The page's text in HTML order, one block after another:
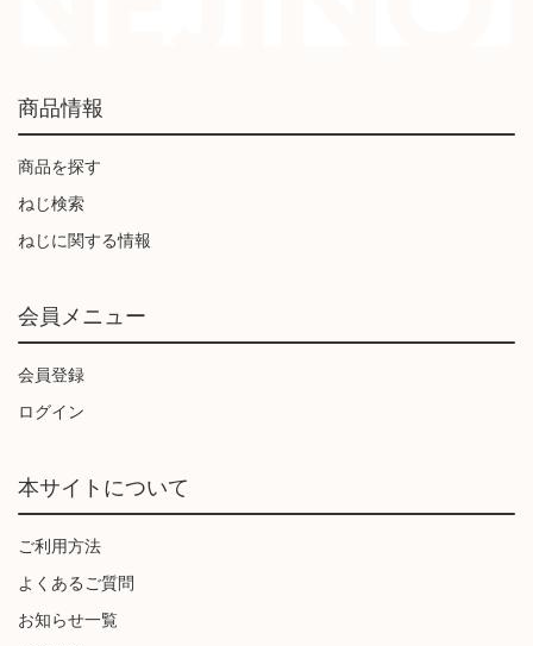
商品情報
商品を探す
ねじ検索
ねじに関する情報
会員メニュー
会員登録
ログイン
本サイトについて
ご利用方法
よくあるご質問
お知らせ一覧